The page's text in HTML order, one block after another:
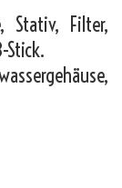
Stativ, Filter,
Stick.